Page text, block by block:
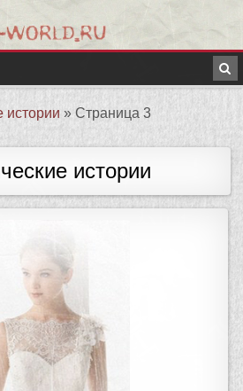
истории »Страница 3
истории